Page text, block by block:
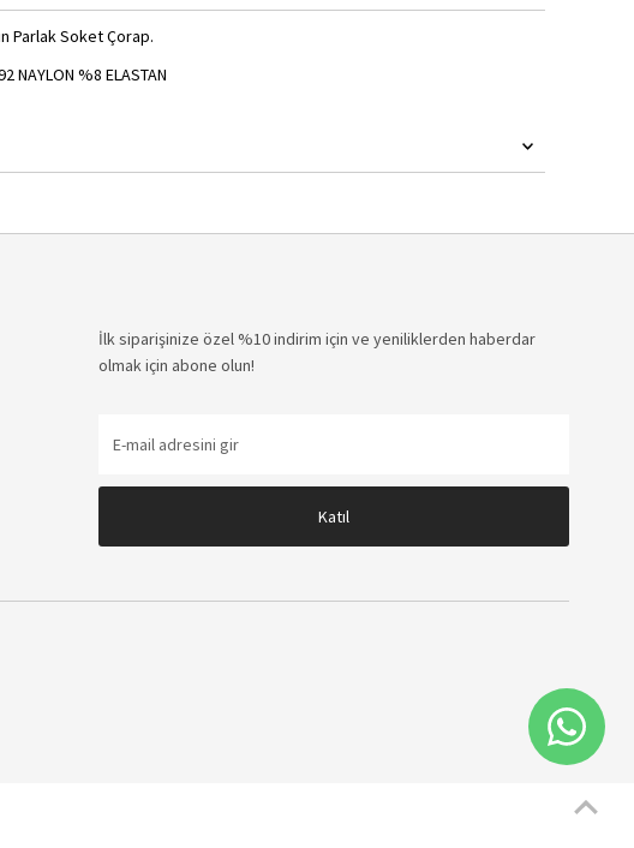
Parlak Soket Çorap.
NAYLON %8 ELASTAN
İlk siparişinize özel %10 indirim için ve yeniliklerden haberdar
olmak için abone olun!
mail
Katıl